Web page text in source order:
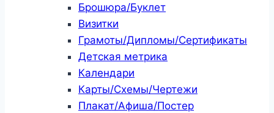
Брошюра/Буклет
Визитки
Грамоты/Дипломы/Сертификаты
Детская метрика
Календари
Карты/Схемы/Чертежи
Плакат/Афиша/Постер